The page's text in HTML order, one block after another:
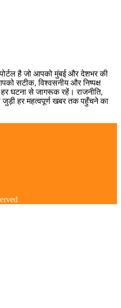
पोर्टल है जो आपको मुंबई और देशभर की
सटीक, विश्वसनीय और निष्पक्ष
घटना से जागरूक रहें। राजनीति,
हर महत्वपूर्ण खबर तक पहुँचने का